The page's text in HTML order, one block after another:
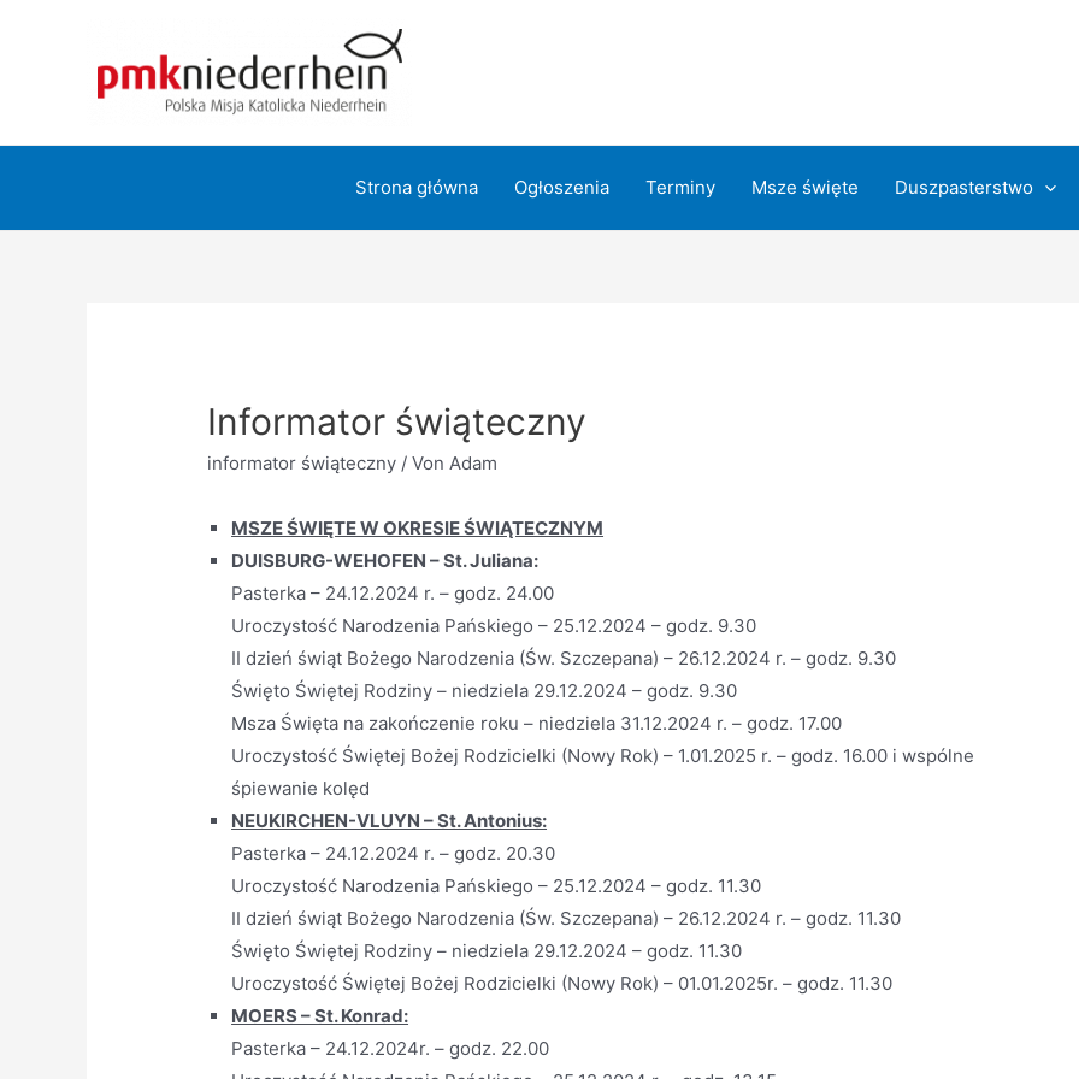
Strona główna Ogłoszenia Terminy Msze święte Duszpasterstwo
Informator świąteczny
informator świąteczny / VonAdam
MSZE ŚWIĘTE W OKRESIE ŚWIĄTECZNYM
DUISBURG-WEHOFEN – St. Juliana:
Pasterka – 24.12.2024 r. – godz. 24.00
Uroczystość Narodzenia Pańskiego – 25.12.2024 – godz. 9.30
II dzień świąt Bożego Narodzenia (Św. Szczepana) – 26.12.2024 r. – godz. 9.30
Święto Świętej Rodziny – niedziela 29.12.2024 – godz. 9.30
Msza Święta na zakończenie roku – niedziela 31.12.2024 r. – godz. 17.00
Uroczystość Świętej Bożej Rodzicielki (Nowy Rok) – 1.01.2025 r. – godz. 16.00 i wspólne
śpiewanie kolęd
NEUKIRCHEN-VLUYN – St. Antonius:
Pasterka – 24.12.2024 r. – godz. 20.30
Uroczystość Narodzenia Pańskiego – 25.12.2024 – godz. 11.30
II dzień świąt Bożego Narodzenia (Św. Szczepana) – 26.12.2024 r. – godz. 11.30
Święto Świętej Rodziny – niedziela 29.12.2024 – godz. 11.30
Uroczystość Świętej Bożej Rodzicielki (Nowy Rok) – 01.01.2025r. – godz. 11.30
MOERS – St. Konrad:
Pasterka – 24.12.2024r. – godz. 22.00